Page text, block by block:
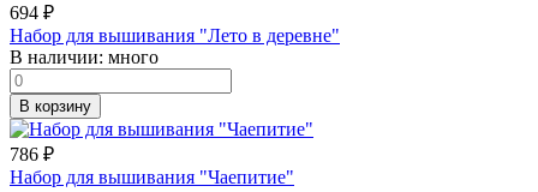
694 ₽
Набор для вышивания "Лето в деревне"
В наличии: много
В корзину
786 ₽
Набор для вышивания "Чаепитие"